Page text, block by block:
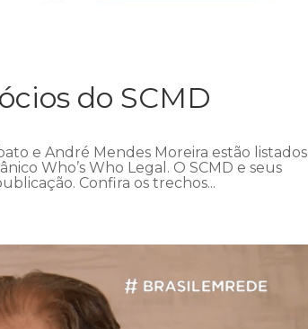
do SCMD
e André Mendes Moreira estão listados
Who’s Who Legal. O SCMD e seus
Confira os trechos...